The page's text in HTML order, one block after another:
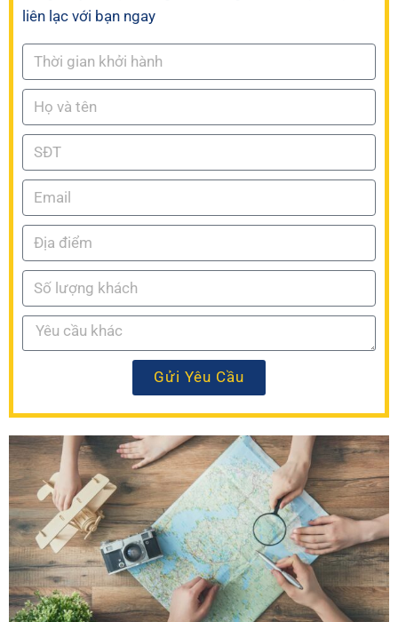
liên lạc với bạn ngay
Gửi Yêu Cầu